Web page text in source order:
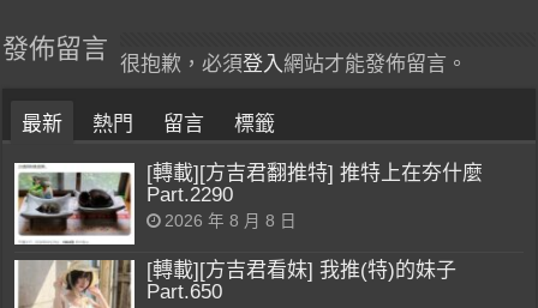
發佈留言
很抱歉，必須登入網站才能發佈留言。
最新 熱門 留言 標籤
[轉載][方吉君翻推特] 推特上在夯什麼
Part.2290
2026 年 8 月 8 日
[轉載][方吉君看妹] 我推(特)的妹子
Part.650